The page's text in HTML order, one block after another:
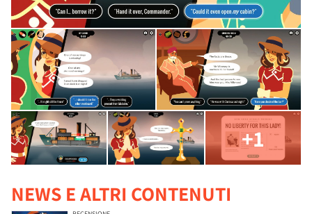
+1
NEWS E ALTRI CONTENUTI